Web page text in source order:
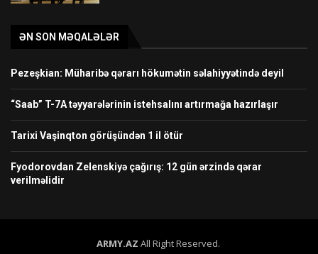
ƏN SON MƏQALƏLƏR
Pezeşkian: Müharibə qərarı hökumətin səlahiyyətində deyil
“Saab” T-7A təyyarələrinin istehsalını artırmağa hazırlaşır
Tarixi Vaşinqton görüşündən 1 il ötür
Fyodorovdan Zelenskiyə çağırış: 12 gün ərzində qərar
verilməlidir
ARMY.AZ All Right Reserved.